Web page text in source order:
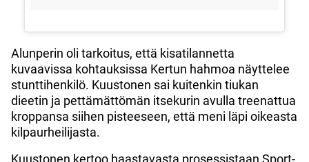
Alunperin oli tarkoitus, että kisatilannetta
kuvaavissa kohtauksissa Kertun hahmoa näyttelee
stunttihenkilö. Kuustonen sai kuitenkin tiukan
dieetin ja pettämättömän itsekurin avulla treenattua
kroppansa siihen pisteeseen, että meni läpi oikeasta
kilpaurheilijasta.